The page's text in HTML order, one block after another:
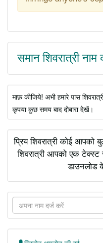
समान शिवरात्री नाम
माफ़ कीजिये! अभी हमारे पास
कृपया कुछ समय बाद दोबारा देखें।
प्रिय शिवरात्री कोई आपको
शिवरात्री आपको एक टेक्स्ट
डाउनलोड